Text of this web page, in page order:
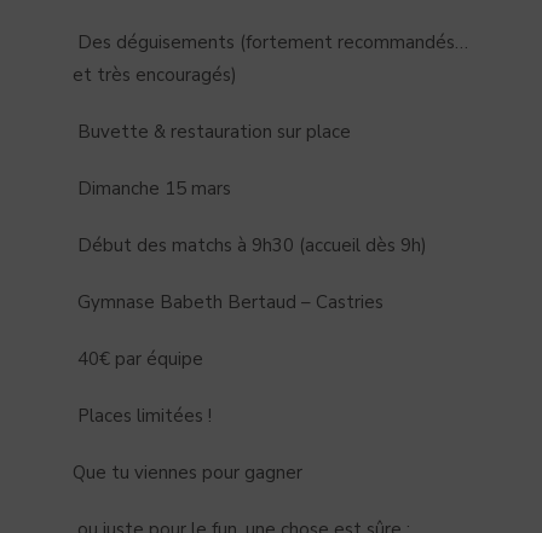
Des déguisements (fortement recommandés…
et très encouragés)
Buvette & restauration sur place
Dimanche 15 mars
Début des matchs à 9h30 (accueil dès 9h)
Gymnase Babeth Bertaud – Castries
40€ par équipe
Places limitées !
Que tu viennes pour gagner